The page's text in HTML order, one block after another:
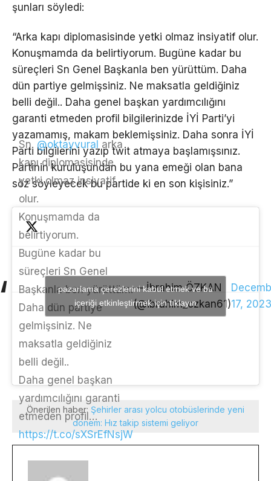
şunları söyledi:
“Arka kapı diplomasisinde yetki olmaz insiyatif olur.
Konuşmamda da belirtiyorum. Bugüne kadar bu
süreçleri Sn Genel Başkanla ben yürüttüm. Daha
dün partiye gelmişsiniz. Ne maksatla geldiğiniz
belli değil.. Daha genel başkan yardımcılığını
garanti etmeden profil bilgilerinizde İYİ Parti’yi
yazamamış, makam beklemişsiniz. Daha sonra İYİ
Parti bilgilerini yazıp twit atmaya başlamışsınız.
Partinin kuruluşundan bu yana emeği olan bana
söz söyleyecek bu partide ki en son kişisiniz.”
Sn. @oktayvural arka
kapı diplomasisinde
yetki olmaz insiyatif
olur.
Konuşmamda da
belirtiyorum.
Bugüne kadar bu
süreçleri Sn Genel
Başkanla ben yürüttüm.
Daha dün partiye
gelmişsiniz. Ne
maksatla geldiğiniz
belli değil..
Daha genel başkan
yardımcılığını garanti
etmeden profil…
https://t.co/sXSrEfNsjW
— İbrahim ÖZKAN
(@ibrahim_ozkan61)17, 2023
pazarlama çerezlerini kabul etmek ve bu
içeriği etkinleştirmek için tıklayın
Önerilen haber: Şehirler arası yolcu otobüslerinde yeni
dönem: Hız takip sistemi geliyor